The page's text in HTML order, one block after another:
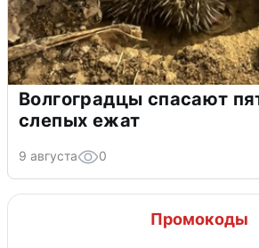
Волгоградцы спасают
слепых ежат
9 августа 0
Промокоды